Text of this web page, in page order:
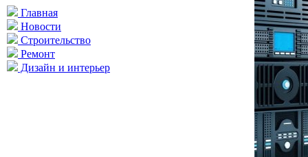
Главная
Новости
Строительство
Ремонт
Дизайн и интерьер